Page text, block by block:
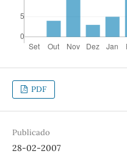
PDF
Publicado
28-02-2007